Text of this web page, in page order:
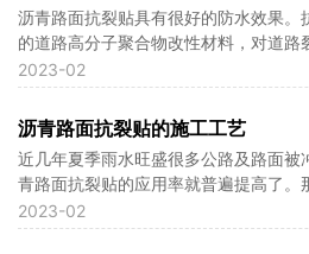
2023-02
沥青路面抗裂贴具有很好的防水效果。
的道路高分子聚合物改性材料，对道路
沥青路面抗裂贴的施工工艺
2023-02
近几年夏季雨水旺盛很多公路及路面被
青路面抗裂贴的应用率就普遍提高了。